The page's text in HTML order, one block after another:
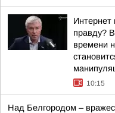
Интернет
правду?
времени
10:15
Над Белгородом –